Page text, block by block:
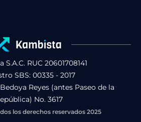
S.A.C. RUC 20601708141
SBS: 00335 - 2017
Reyes (antes Paseo de la
No. 3617
los derechos reservados 2025